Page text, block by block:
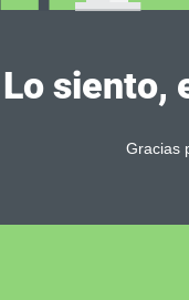
Lo siento,
Gracias